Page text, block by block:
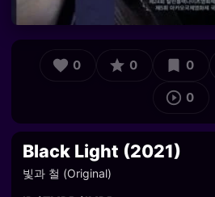
0 0 0
0
Black Light (2021)
빛과 철 (Original)